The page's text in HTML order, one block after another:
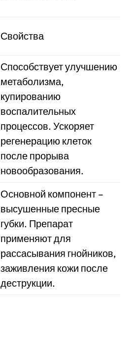
Свойства
Способствует улучшению
метаболизма,
купированию
воспалительных
процессов. Ускоряет
регенерацию клеток
после прорыва
новообразования.
Основной компонент –
высушенные пресные
губки. Препарат
применяют для
рассасывания гнойников,
заживления кожи после
деструкции.